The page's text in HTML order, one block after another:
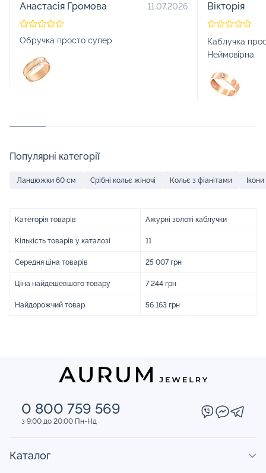
Анастасія Громова 11.07.2026
Обручка просто супер
Вікторія
Каблучка
Неймовірна
Популярні категорії
Ланцюжки 60 см Срібні кольє жіночі Кольє з фіанітами
Категорія товарів Ажурні золоті каблучки
Кількість товарів у каталозі 11
Середня ціна товарів 25 007 грн
Ціна найдешевшого товару 7 244 грн
Найдорожчий товар 56 163 грн
0 800 759 569
з 9:00 до 20:00 Пн-Нд
Каталог